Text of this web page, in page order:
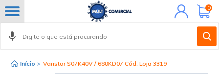
Minha
conta
0
Início > Varistor S07K40V / 680KD07 Cód. Loja 3319